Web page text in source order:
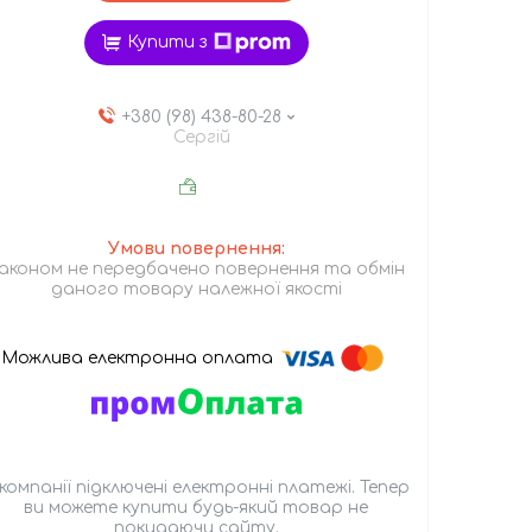
Купити з
+380 (98) 438-80-28
Сергій
не передбачено повернення та обмін
даного товару належної якості
підключені електронні платежі. Тепер
ви можете купити будь-який товар не
покидаючи сайту.